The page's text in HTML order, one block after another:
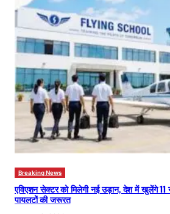
Breaking News
एविएशन सेक्टर को मिलेगी नई उड़ान, देश में खुलेंगे
पायलटों की जरूरत